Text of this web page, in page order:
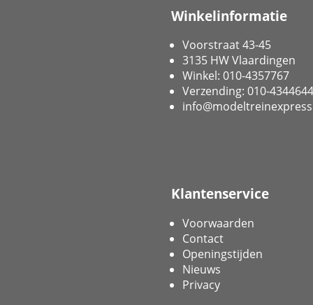
Winkelinformatie
Voorstraat 43-45
3135 HW Vlaardingen
Winkel: 010-4357767
Verzending: 010-4344644
Klantenservice
Voorwaarden
Contact
Openingstijden
Nieuws
Privacy